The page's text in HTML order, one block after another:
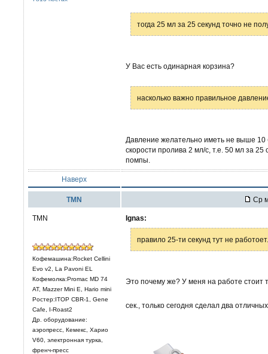
тогда 25 мл за 25 секунд точно не
У Вас есть одинарная корзина?
насколько важно правильное
Давление желательно иметь не выше 10
скорости пролива 2 мл/с, т.е. 50 мл за 25
помпы.
Наверх
TMN Ср
TMN
Кофемашина:Rocket Cellini
Evo v2, La Pavoni EL
Кофемолка:Promac MD 74
AT, Mazzer Mini E, Hario mini
Ростер:ITOP CBR-1, Gene
Cafe, I-Roast2
Др. оборудование:
аэропресс, Кемекс, Харио
V60, электронная турка,
френч-пресс
Ignas:
правило 25-ти секунд тут не работоет.
Это почему же? У меня на работе стоит
сек., только сегодня сделал два